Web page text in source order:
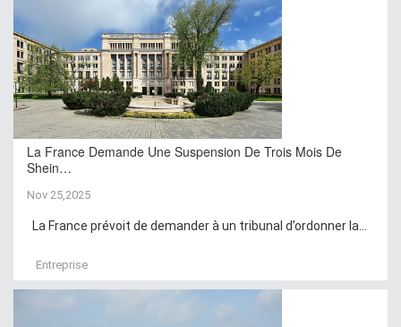
La France Demande Une Suspension De Trois Mois De
Shein…
Nov 25,2025
La France prévoit de demander à un tribunal d’ordonner la...
Entreprise